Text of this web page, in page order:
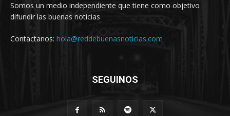
Somos un medio independiente que tiene como objetivo
difundir las buenas noticias
Contactanos: hola@reddebuenasnoticias.com
SEGUINOS